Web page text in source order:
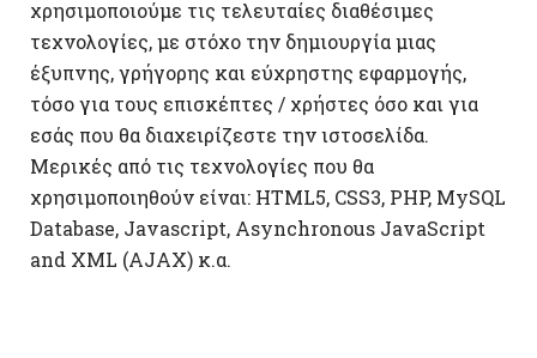
χρησιμοποιούμε τις τελευταίες διαθέσιμες
τεχνολογίες, με στόχο την δημιουργία μιας
έξυπνης, γρήγορης και εύχρηστης εφαρμογής,
τόσο για τους επισκέπτες / χρήστες όσο και για
εσάς που θα διαχειρίζεστε την ιστοσελίδα.
Μερικές από τις τεχνολογίες που θα
χρησιμοποιηθούν είναι: HTML5, CSS3, PHP, MySQL
Database, Javascript, Asynchronous JavaScript
and XML (AJAX) κ.α.